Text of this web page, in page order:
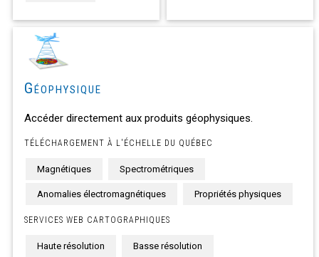
Géophysique
Accéder directement aux produits géophysiques.
TÉLÉCHARGEMENT À L'ÉCHELLE DU QUÉBEC
Magnétiques Spectrométriques
Anomalies électromagnétiques Propriétés physiques
SERVICES WEB CARTOGRAPHIQUES
Haute résolution Basse résolution